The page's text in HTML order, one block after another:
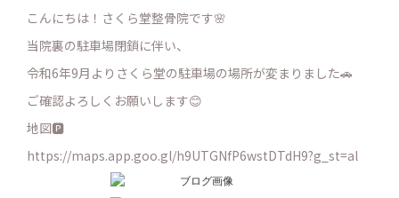
こんにちは！さくら堂整骨院です🌸
当院裏の駐車場閉鎖に伴い、
令和6年9月よりさくら堂の駐車場の場所が変まりました🚗
ご確認よろしくお願いします😊
地図🅿️
https://maps.app.goo.gl/h9UTGNfP6wstDTdH9?g_st=al